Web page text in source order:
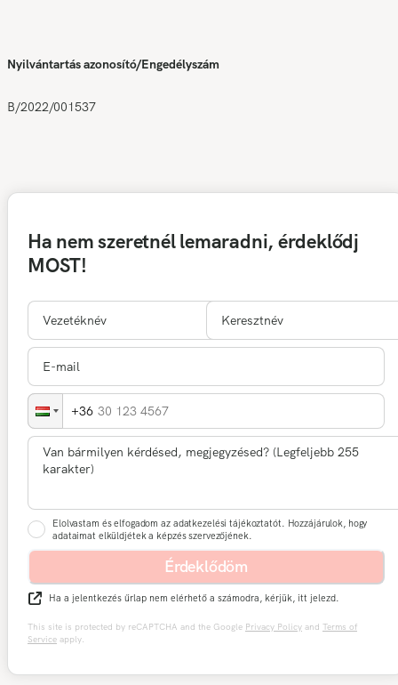
Nyilvántartás azonosító/Engedélyszám
B/2022/001537
Ha nem szeretnél lemaradni, érdeklődj
MOST!
30 123 4567
Elolvastam és elfogadom az adatkezelési tájékoztatót. Hozzájárulok, hogy
adataimat elküldjétek a képzés szervezőjének.
Érdeklődöm
Ha a jelentkezés űrlap nem elérhető a számodra, kérjük, itt jelezd.
This site is protected by reCAPTCHA and the Google Privacy Policy and Terms of
Service apply.